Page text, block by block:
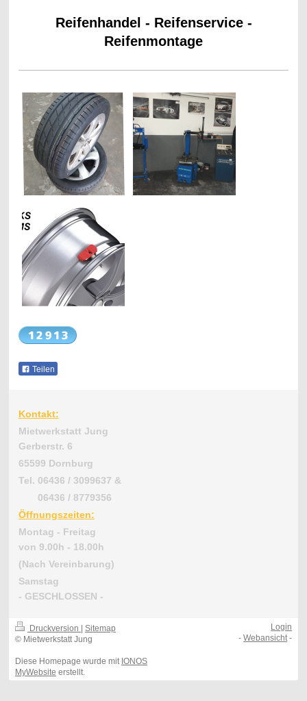
Reifenhandel - Reifenservice -
Reifenmontage
Teilen
Kontakt:
Mietwerkstatt Jung
Gerberstr. 6
65599 Dornburg
Tel. 06436 / 3099637 &
06436 / 8779356
Öffnungszeiten:
Montag - Freitag
von 9.00h - 18.00h
(Nach Vereinbarung)
Samstag
- GESCHLOSSEN -
Druckversion | Sitemap
© Mietwerkstatt Jung
Diese Homepage wurde mit IONOS
MyWebsite erstellt.
Login
-Webansicht -